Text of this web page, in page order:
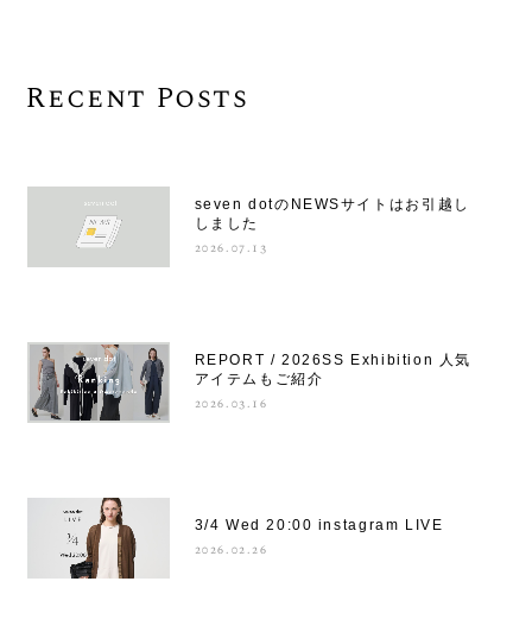
Recent Posts
seven dotのNEWSサイトはお引越し
しました
2026.07.13
REPORT / 2026SS Exhibition 人気
アイテムもご紹介
2026.03.16
3/4 Wed 20:00 instagram LIVE
2026.02.26